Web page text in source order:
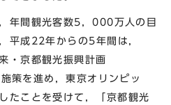
年間観光客数5，000万人の目
平成22年からの5年間は，
・京都観光振興計画
策を進め，東京オリンピッ
たことを受けて，「京都観光